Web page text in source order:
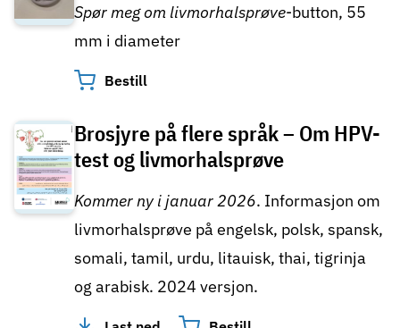
Spør meg om livmorhalsprøve-button, 55
mm i diameter
Bestill
Brosjyre på flere språk – Om HPV-
test og livmorhalsprøve
Kommer ny i januar 2026. Informasjon om
livmorhalsprøve på engelsk, polsk, spansk,
somali, tamil, urdu, litauisk, thai, tigrinja
og arabisk. 2024 versjon.